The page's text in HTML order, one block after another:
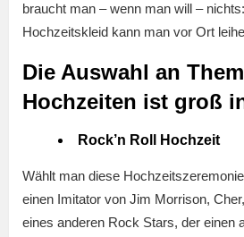
braucht man – wenn man will –
Hochzeitskleid kann man vor Ort
Die Auswahl an
Hochzeiten ist groß
Rock’n Roll Hochzeit
Wählt man diese
einen Imitator von Jim Morrison,
eines anderen Rock Stars, der einen